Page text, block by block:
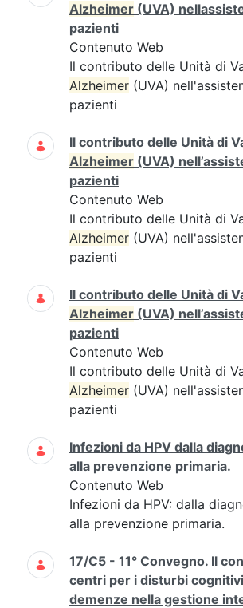
Alzheimer (UVA)
pazienti
Contenuto Web
Il contributo delle Unità di
Alzheimer (UVA)
pazienti
Il contributo delle Unità di
Alzheimer (UVA)
pazienti
Contenuto Web
Il contributo delle Unità di
Alzheimer (UVA)
pazienti
Il contributo delle Unità di
Alzheimer (UVA)
pazienti
Contenuto Web
Il contributo delle Unità di
Alzheimer (UVA)
pazienti
Infezioni da HPV dalla
alla prevenzione primaria.
Contenuto Web
Infezioni da HPV: dalla
alla prevenzione primaria.
17/C5 - 11° Convegno. Il
centri per i disturbi
demenze nella gestione